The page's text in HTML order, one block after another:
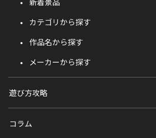
カテゴリから探す
作品名から探す
メーカーから探す
遊び方攻略
コラム